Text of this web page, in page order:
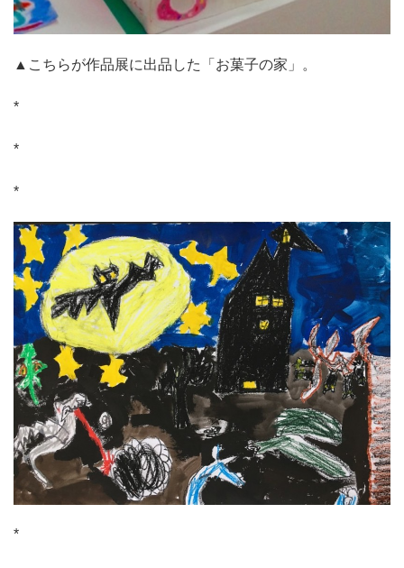
▲こちらが作品展に出品した「お菓子の家」。
*
*
*
*